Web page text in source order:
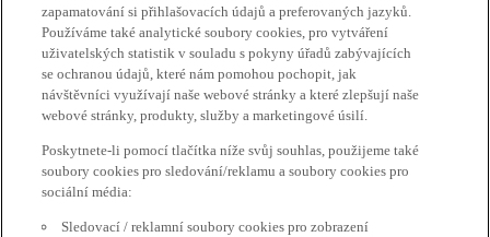
zapamatování si přihlašovacích údajů a preferovaných jazyků.
Používáme také analytické soubory cookies, pro vytváření
uživatelských statistik v souladu s pokyny úřadů zabývajících
se ochranou údajů, které nám pomohou pochopit, jak
návštěvníci využívají naše webové stránky a které zlepšují naše
webové stránky, produkty, služby a marketingové úsilí.
Poskytnete-li pomocí tlačítka níže svůj souhlas, použijeme také
soubory cookies pro sledování/reklamu a soubory cookies pro
sociální média:
Sledovací / reklamní soubory cookies pro zobrazení